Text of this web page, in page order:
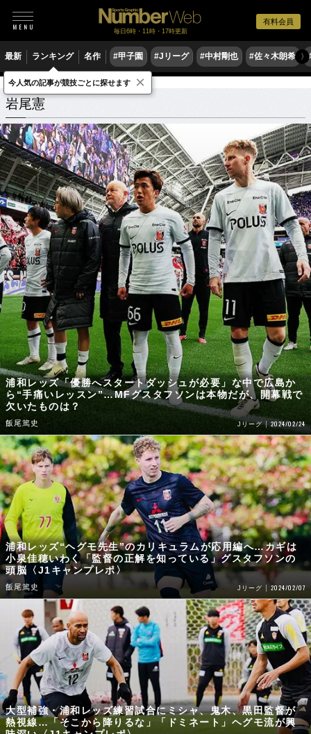
有料会員
毎日6時・11時・17時更新
最新 ランキング 名作 #甲子園 #Jリーグ #中村剛也 #佐々木朗希 〉
岩尾憲 関連記事
岩尾憲
浦和レッズ「優勝へスタートダッシュが必要」な中で広島か
ら“手痛いレッスン”…MFグスタフソンは本物だが、開幕戦で
欠いたものは？
飯尾篤史 Jリーグ 2024/02/24
浦和レッズ“ヘグモ先生”のカリキュラムが応用編へ…カギは
小泉佳穂いわく「監督の正解を知っている」グスタフソンの
頭脳〈J1キャンプレポ〉
飯尾篤史 Jリーグ 2024/02/07
大型補強・浦和レッズ練習試合にミシャ、鬼木、黒田監督が
熱視線…「そこから降りるな」「ドミネート」ヘグモ流が興
今人気の記事が競技ごとに探せます ×